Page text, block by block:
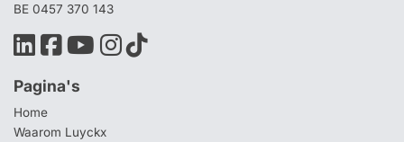
BE 0457 370 143
Pagina's
Home
Waarom Luyckx